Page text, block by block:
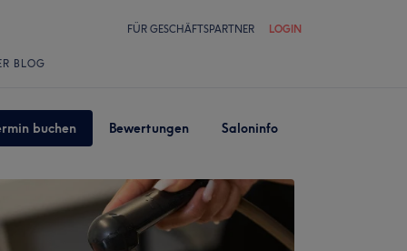
FÜR GESCHÄFTSPARTNER LOGIN
BLOG
buchen Bewertungen Saloninfo